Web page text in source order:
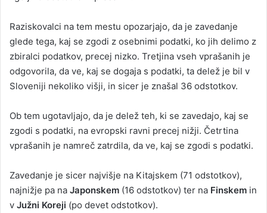
Raziskovalci na tem mestu opozarjajo, da je zavedanje
glede tega, kaj se zgodi z osebnimi podatki, ko jih delimo z
zbiralci podatkov, precej nizko. Tretjina vseh vprašanih je
odgovorila, da ve, kaj se dogaja s podatki, ta delež je bil v
Sloveniji nekoliko višji, in sicer je znašal 36 odstotkov.
Ob tem ugotavljajo, da je delež teh, ki se zavedajo, kaj se
zgodi s podatki, na evropski ravni precej nižji. Četrtina
vprašanih je namreč zatrdila, da ve, kaj se zgodi s podatki.
Zavedanje je sicer najvišje na Kitajskem (71 odstotkov),
najnižje pa na Japonskem (16 odstotkov) ter na Finskem in
v Južni Koreji (po devet odstotkov).